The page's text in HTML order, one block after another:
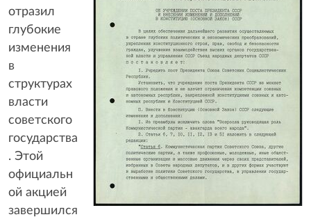
отразил
глубокие
изменения
в
структурах
власти
советского
государства
. Этой
официальн
ой акцией
завершился